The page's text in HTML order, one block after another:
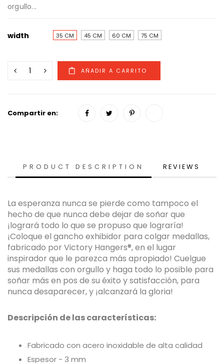
orgullo...
width 35 CM 45 CM 60 CM 75 CM
Compartir en:
PRODUCT DESCRIPTION REVIEWS
La esperanza nunca se pierde como tampoco el
hecho de que nunca debe dejar de soñar que
¡logrará todo lo que se propuso que lograría!
¡Coloque el gancho exhibidor para colgar medallas,
fabricado por Victory Hangers®, en el lugar
inspirador que le parezca más apropiado! Cuelgue
sus medallas con orgullo y haga todo lo posible para
soñar más en pos de su éxito y satisfacción, para
nunca desaparecer, y ¡alcanzará la gloria!
Descripción de las características:
Fabricado con acero inoxidable de alta calidad
Espesor - 3 mm